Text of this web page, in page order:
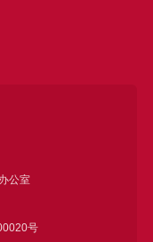
公室
号